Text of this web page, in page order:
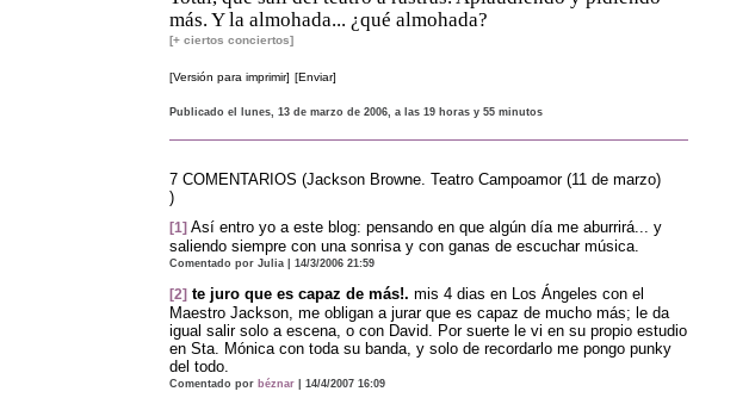
más. Y la almohada... ¿qué almohada?
[+ ciertos conciertos]
[Versión para imprimir] [Enviar]
Publicado el lunes, 13 de marzo de 2006, a las 19 horas y 55 minutos
7 COMENTARIOS (Jackson Browne. Teatro Campoamor (11 de marzo)
)
[1] Así entro yo a este blog: pensando en que algún día me aburrirá... y
saliendo siempre con una sonrisa y con ganas de escuchar música.
Comentado por Julia | 14/3/2006 21:59
[2] te juro que es capaz de más!. mis 4 dias en Los Ángeles con el
Maestro Jackson, me obligan a jurar que es capaz de mucho más; le da
igual salir solo a escena, o con David. Por suerte le vi en su propio estudio
en Sta. Mónica con toda su banda, y solo de recordarlo me pongo punky
del todo.
Comentado por béznar | 14/4/2007 16:09